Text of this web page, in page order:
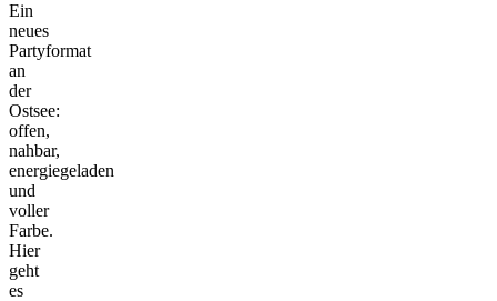
Ein
neues
Partyformat
an
der
Ostsee:
offen,
nahbar,
energiegeladen
und
voller
Farbe.
Hier
geht
es